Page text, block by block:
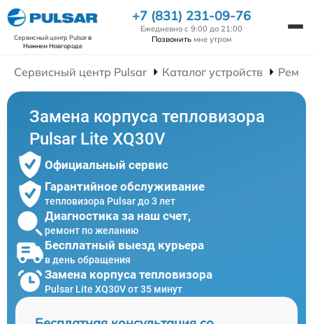
Сервисный центр Pulsarв
Нижнем Новгороде
+7 (831) 231-09-76
Ежедневно с 9:00 до 21:00
Позвонить мне утром
Сервисный центр Pulsar Каталог устройств
Замена корпуса тепловизора
Pulsar Lite XQ30V
Официальный сервис
Гарантийное обслуживание
тепловизора Pulsar до 3 лет
Диагностика за наш счет,
ремонт по желанию
Бесплатный выезд курьера
в день обращения
Замена корпуса тепловизора
Pulsar Lite XQ30V от 35 минут